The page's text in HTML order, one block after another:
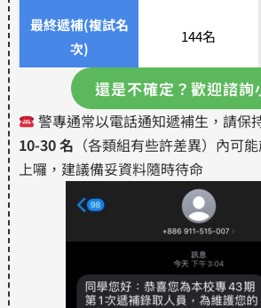
最終遞補(複試名
次)
144名
還是不確定？歡迎諮詢
警專通常以電話通知遞補生，請保
10-30 名 （各類組有些許差異）內可
上囉，建議備妥資料隨時待命